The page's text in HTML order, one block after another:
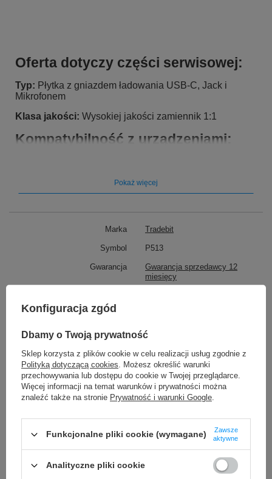
Oferta dotyczy części serwisowej:
Typ: Płytka z gniazdem ładowania USB-C, Jack i
Mikrofonem
Klasa jakości: Wysokiej jakości zamiennik 1:1
Kompatybilność z urządzeniami:
: Samsung M31s SM-M317F SM-
M317F/DS
Pokaż więcej
Marka Tradebit
Symbol P513
Gwarancja
Gwarancja sprzedawcy 12
miesięcy
Rodzaj części
Pasuje do marki
Pasuje do modelu
Samsung M31s SM-M317F SM-
M317F/DS
TO MOŻE CIĘ ZAINTERESOWAĆ
Oryginalna Kamera przednia iPhone 12/12 Pro OEM
Konfiguracja zgód
Dbamy o Twoją prywatność
Sklep korzysta z plików cookie w celu realizacji usług zgodnie z
Polityką dotyczącą cookies. Możesz określić warunki
przechowywania lub dostępu do cookie w Twojej przeglądarce.
Więcej informacji na temat warunków i prywatności można
znaleźć także na stronie Prywatność i warunki Google.
Funkcjonalne pliki cookie (wymagane)
Zawsze
aktywne
Analityczne pliki cookie